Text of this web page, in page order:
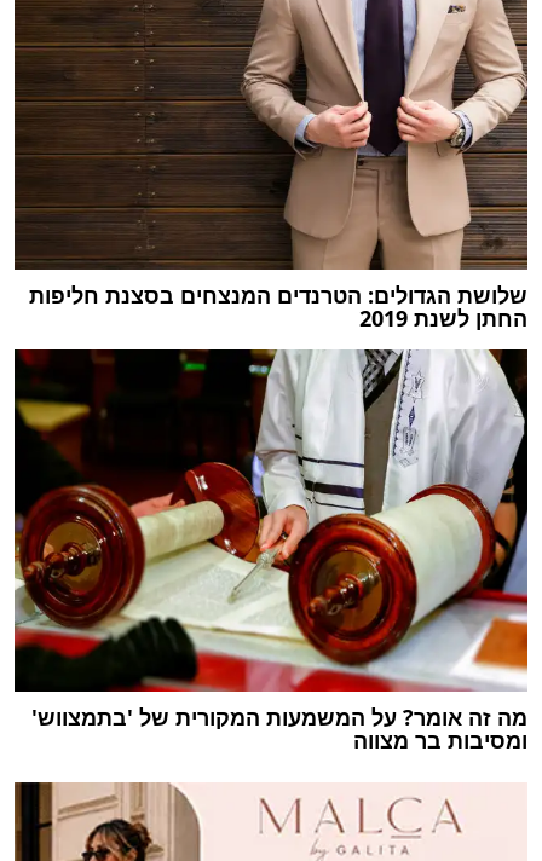
שלושת הגדולים: הטרנדים המנצחים בסצנת חליפות
החתן לשנת 2019
מה זה אומר? על המשמעות המקורית של 'בתמצווש'
ומסיבות בר מצווה